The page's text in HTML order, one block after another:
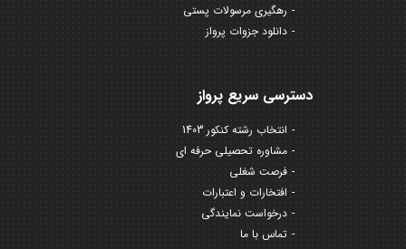
رهگیری مرسولات پستی
دانلود جزوات پرواز
دسترسی سریع پرواز
انتخاب رشته کنکور 1403
مشاوره تحصیلی حرفه ای
فرصت شغلی
افتخارات و اعتبارات
درخواست نمایندگی
تماس با ما